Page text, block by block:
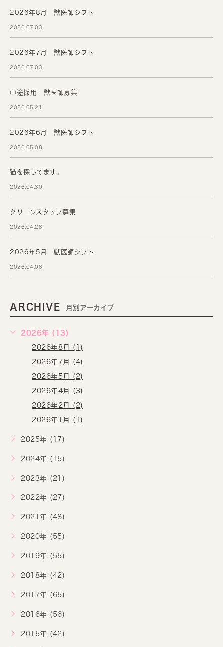
2026年8月 獣医師シフト
2026.07.03
2026年7月 獣医師シフト
2026.07.03
中途採用 獣医師募集
2026.05.21
2026年6月 獣医師シフト
2026.05.08
猫を探してます。
2026.04.30
クリーンスタッフ募集
2026.04.28
2026年5月 獣医師シフト
2026.04.06
ARCHIVE 月別アーカイブ
2026年 (13)
2026年8月 (1)
2026年7月 (4)
2026年5月 (2)
2026年4月 (3)
2026年2月 (2)
2026年1月 (1)
2025年 (17)
2024年 (15)
2023年 (21)
2022年 (27)
2021年 (48)
2020年 (55)
2019年 (55)
2018年 (42)
2017年 (65)
2016年 (56)
2015年 (42)